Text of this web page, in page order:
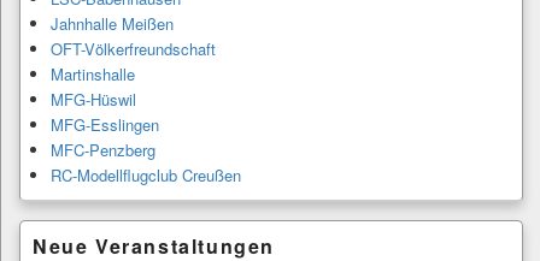
Jahnhalle Meißen
OFT-Völkerfreundschaft
Martinshalle
MFG-Hüswil
MFG-Esslingen
MFC-Penzberg
RC-Modellflugclub Creußen
Neue Veranstaltungen